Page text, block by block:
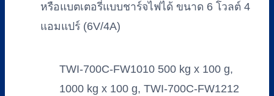
หรือแบตเตอรี่แบบชาร์จไฟได้ ขนาด 6 โวลต์ 4
แอมแปร์ (6V/4A)
TWI-700C-FW1010 500 kg x 100 g,
1000 kg x 100 g, TWI-700C-FW1212